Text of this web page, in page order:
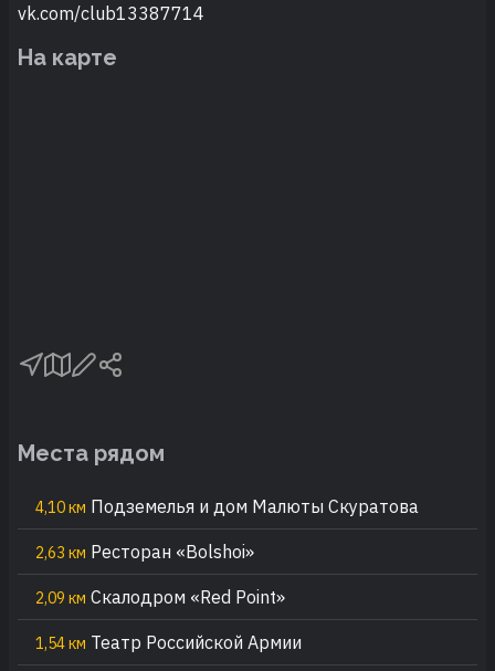
vk.com/club13387714
На карте
Места рядом
4,10 км Подземелья и дом Малюты Скуратова
2,63 км Ресторан «Bolshoi»
2,09 км Скалодром «Red Point»
1,54 км Театр Российской Армии